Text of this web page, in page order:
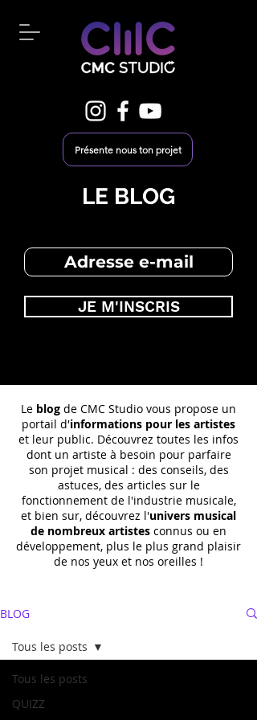
Présente nous ton projet
LE BLOG
JE M'INSCRIS
Le blog de CMC Studio vous propose un
portail d'informations pour les artistes
et leur public. Découvrez toutes les infos
dont un artiste à besoin pour parfaire
son projet musical : des conseils, des
astuces, des articles sur le
fonctionnement de l'industrie musicale,
et bien sur, découvrez l'univers musical
de nombreux artistes connus ou en
développement, plus le plus grand plaisir
de nos yeux et nos oreilles !
BLOG
Tous les posts
QUIZZ
Tous les posts